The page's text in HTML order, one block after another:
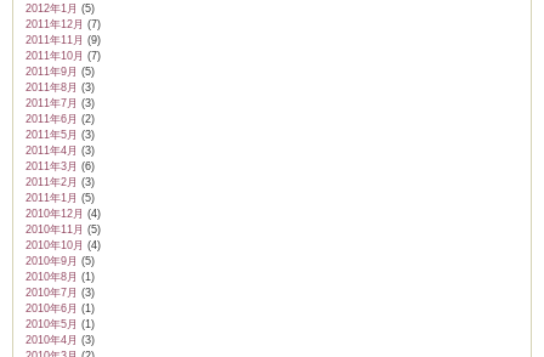
2012年1月 (5)
2011年12月 (7)
2011年11月 (9)
2011年10月 (7)
2011年9月 (5)
2011年8月 (3)
2011年7月 (3)
2011年6月 (2)
2011年5月 (3)
2011年4月 (3)
2011年3月 (6)
2011年2月 (3)
2011年1月 (5)
2010年12月 (4)
2010年11月 (5)
2010年10月 (4)
2010年9月 (5)
2010年8月 (1)
2010年7月 (3)
2010年6月 (1)
2010年5月 (1)
2010年4月 (3)